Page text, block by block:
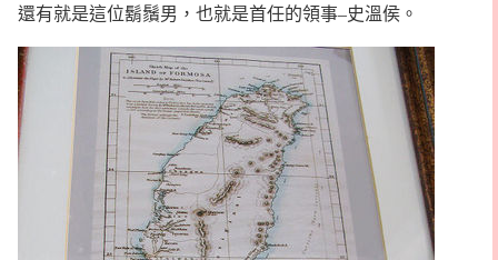
還有就是這位鬍鬚男，也就是首任的領事–史溫侯。